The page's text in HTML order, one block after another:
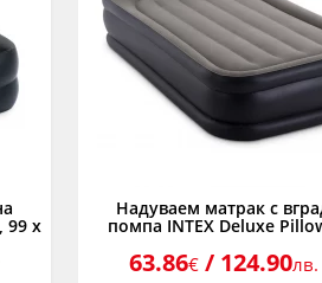
99 x
Надуваем матрак с
помпа INTEX Deluxe
63.86€/ 124.90лв.